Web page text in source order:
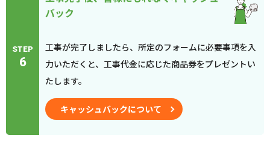
STEP
6
バック
工事が完了しましたら、所定のフォームに必要事項を入
力いただくと、工事代金に応じた商品券をプレゼントい
たします。
キャッシュバックについて